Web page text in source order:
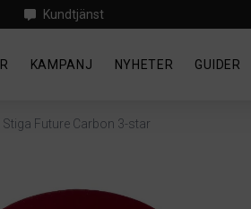
Kundtjänst
KAMPANJ NYHETER GUIDER
Stiga Future Carbon 3-star